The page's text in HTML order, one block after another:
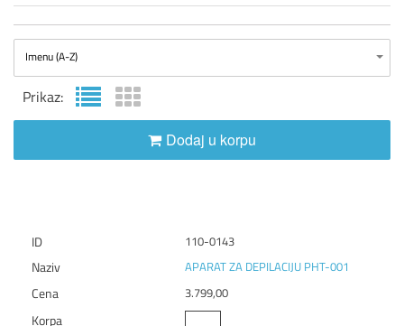
Imenu (A-Z)
Prikaz:
Dodaj u korpu
110-0143
APARAT ZA DEPILACIJU PHT-001
3.799,00